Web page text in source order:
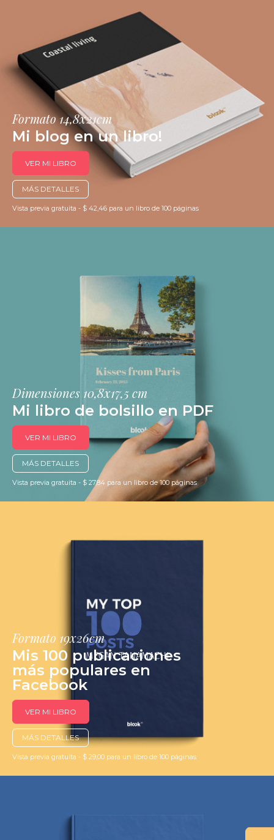
Formato 14,8x21cm
Mi blog en un libro!
VER MI LIBRO
MÁS DETALLES
Vista previa gratuita - $ 42,46 para un libro de 100 páginas
Dimensiones 10,8x17,5 cm
Mi libro de bolsillo en PDF
VER MI LIBRO
MÁS DETALLES
Vista previa gratuita - $ 27,84 para un libro de 100 páginas
Formato 19x26cm
Mis 100 publicaciones
más populares en
Facebook
VER MI LIBRO
MÁS DETALLES
Vista previa gratuita - $ 29,00 para un libro de 100 páginas